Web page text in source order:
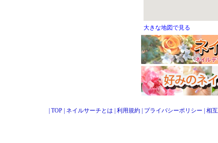
大きな地図で見る
TOP ネイルサーチとは 利用規約 プライバシーポリシー 相